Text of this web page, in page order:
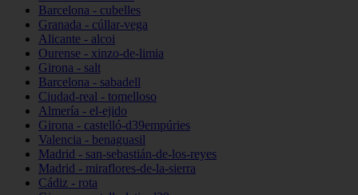
Barcelona - cubelles
Granada - cúllar-vega
Alicante - alcoi
Ourense - xinzo-de-limia
Girona - salt
Barcelona - sabadell
Ciudad-real - tomelloso
Almería - el-ejido
Girona - castelló-d39empúries
Valencia - benaguasil
Madrid - san-sebastián-de-los-reyes
Madrid - miraflores-de-la-sierra
Cádiz - rota